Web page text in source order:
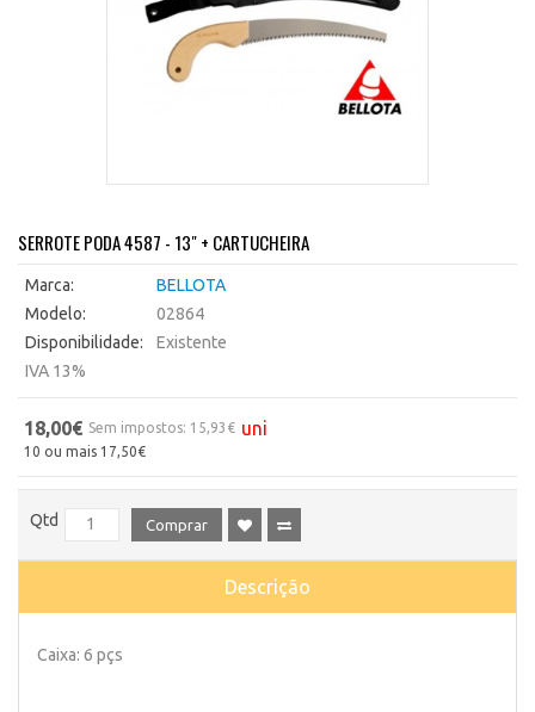
SERROTE PODA 4587 - 13" + CARTUCHEIRA
Marca:
BELLOTA
Modelo:
02864
Disponibilidade:
Existente
IVA 13%
18,00€ Sem impostos: 15,93€ uni
10 ou mais 17,50€
Qtd Comprar
Descrição
Caixa: 6 pçs